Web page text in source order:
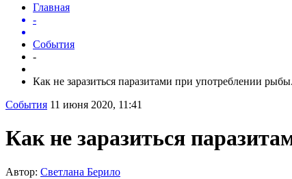
Главная
-
События
-
Как не заразиться паразитами при употреблении
События 11 июня 2020, 11:41
Как не заразиться
Автор: Светлана Берило